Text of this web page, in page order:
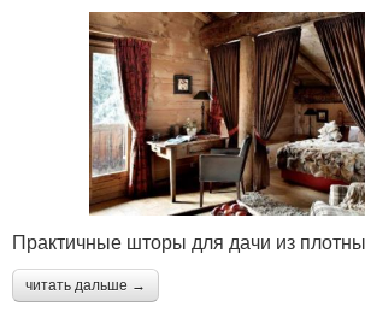
Практичные шторы для дачи из
читать дальше →